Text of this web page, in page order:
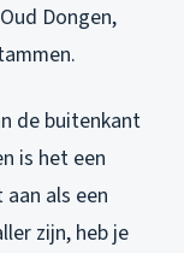
Dongen,
de buitenkant
is het een
als een
zijn, heb je